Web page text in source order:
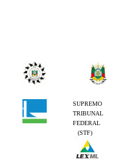
SUPREMO
TRIBUNAL
FEDERAL
(STF)